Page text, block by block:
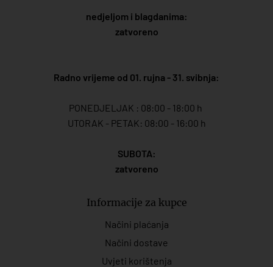
nedjeljom i blagdanima:
zatvoreno
Radno vrijeme od 01. rujna - 31. svibnja:
PONEDJELJAK : 08:00 - 18:00 h
UTORAK - PETAK: 08:00 - 16:00 h
SUBOTA:
zatvoreno
Informacije za kupce
Načini plaćanja
Načini dostave
Uvjeti korištenja